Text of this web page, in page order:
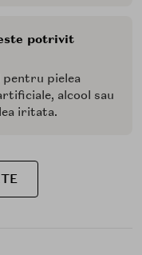
potrivit
pielea
alcool sau
iritata.